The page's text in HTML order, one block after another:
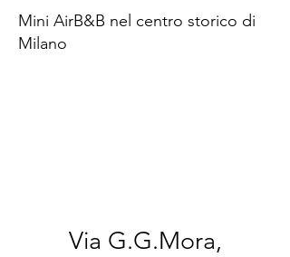
Mini AirB&B nel centro storico di
Milano
Via G.G.Mora,